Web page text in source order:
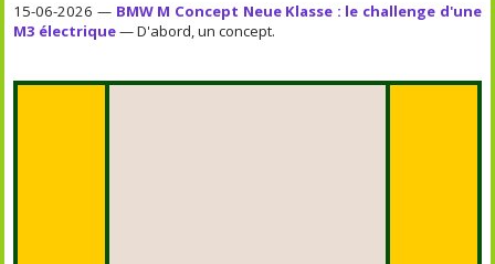
15-06-2026 — BMW M Concept Neue Klasse : le challenge d'une
M3 électrique— D'abord, un concept.